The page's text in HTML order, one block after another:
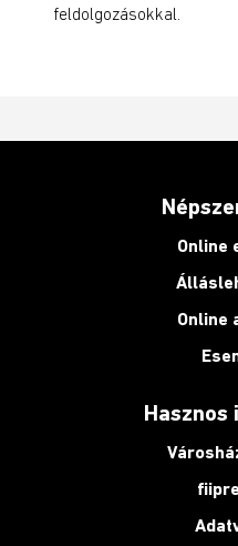
feldolgozásokkal.
Online
Online